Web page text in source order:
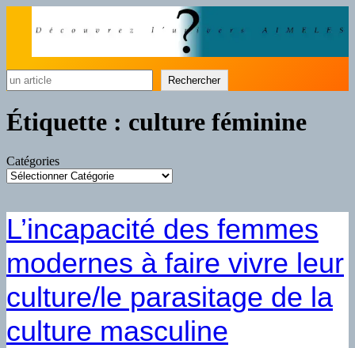
Rechercher
Étiquette : culture féminine
Catégories
L’incapacité des femmes
modernes à faire vivre leur
culture/le parasitage de la
culture masculine